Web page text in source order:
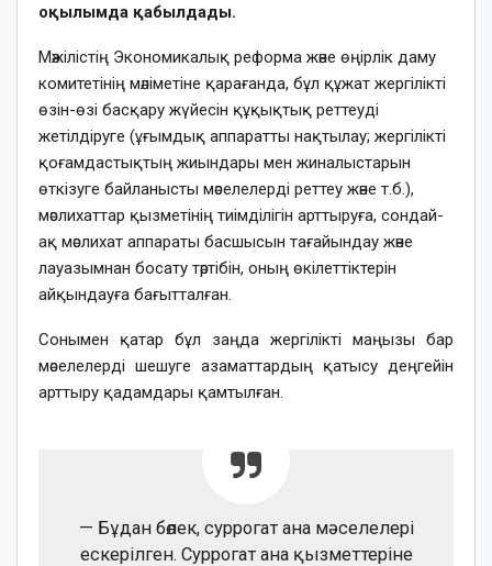
оқылымда қабылдады.
Мәжілістің Экономикалық реформа және өңірлік даму
комитетінің мәліметіне қарағанда, бұл құжат жергілікті
өзін-өзі басқару жүйесін құқықтық реттеуді
жетілдіруге (ұғымдық аппаратты нақтылау; жергілікті
қоғамдастықтың жиындары мен жиналыстарын
өткізуге байланысты мәселелерді реттеу және т.б.),
мәслихаттар қызметінің тиімділігін арттыруға, сондай-
ақ мәслихат аппараты басшысын тағайындау және
лауазымнан босату тәртібін, оның өкілеттіктерін
айқындауға бағытталған.
Сонымен қатар бұл заңда жергілікті маңызы бар
мәселелерді шешуге азаматтардың қатысу деңгейін
арттыру қадамдары қамтылған.
— Бұдан бөлек, суррогат ана мәселелері
ескерілген. Суррогат ана қызметтеріне